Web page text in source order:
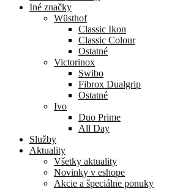
Iné značky
Wüsthof
Classic Ikon
Classic Colour
Ostatné
Victorinox
Swibo
Fibrox Dualgrip
Ostatné
Ivo
Duo Prime
All Day
Služby
Aktuality
Všetky aktuality
Novinky v eshope
Akcie a špeciálne ponuky